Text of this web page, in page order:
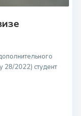
2022) студент